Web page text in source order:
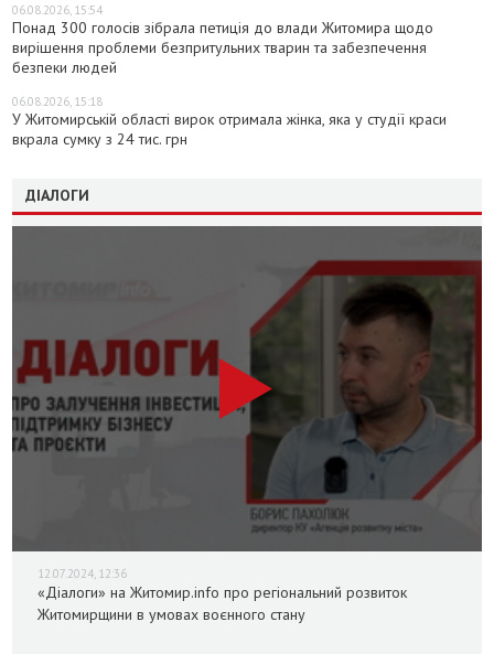
06.08.2026, 15:54
Понад 300 голосів зібрала петиція до влади Житомира щодо
вирішення проблеми безпритульних тварин та забезпечення
безпеки людей
06.08.2026, 15:18
У Житомирській області вирок отримала жінка, яка у студії краси
вкрала сумку з 24 тис. грн
ДІАЛОГИ
12.07.2024, 12:36
«Діалоги» на Житомир.info про регіональний розвиток
Житомирщини в умовах воєнного стану